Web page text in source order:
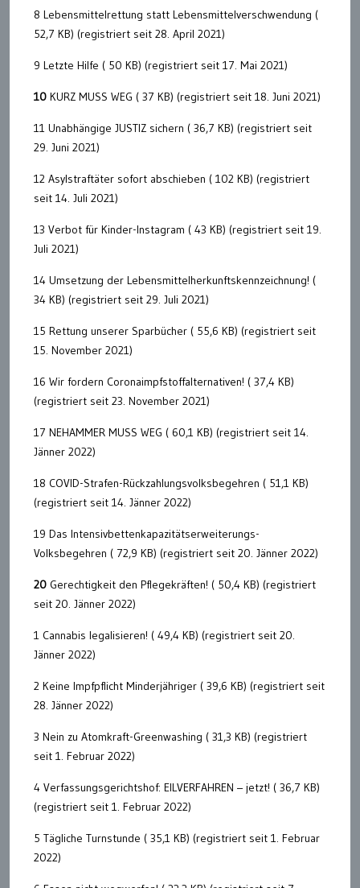
8 Lebensmittelrettung statt Lebensmittelverschwendung (
52,7 KB) (registriert seit 28. April 2021)
9 Letzte Hilfe ( 50 KB) (registriert seit 17. Mai 2021)
10 KURZ MUSS WEG ( 37 KB) (registriert seit 18. Juni 2021)
11 Unabhängige JUSTIZ sichern ( 36,7 KB) (registriert seit
29. Juni 2021)
12 Asylstraftäter sofort abschieben ( 102 KB) (registriert
seit 14. Juli 2021)
13 Verbot für Kinder-Instagram ( 43 KB) (registriert seit 19.
Juli 2021)
14 Umsetzung der Lebensmittelherkunftskennzeichnung! (
34 KB) (registriert seit 29. Juli 2021)
15 Rettung unserer Sparbücher ( 55,6 KB) (registriert seit
15. November 2021)
16 Wir fordern Coronaimpfstoffalternativen! ( 37,4 KB)
(registriert seit 23. November 2021)
17 NEHAMMER MUSS WEG ( 60,1 KB) (registriert seit 14.
Jänner 2022)
18 COVID-Strafen-Rückzahlungsvolksbegehren ( 51,1 KB)
(registriert seit 14. Jänner 2022)
19 Das Intensivbettenkapazitätserweiterungs-
Volksbegehren ( 72,9 KB) (registriert seit 20. Jänner 2022)
20 Gerechtigkeit den Pflegekräften! ( 50,4 KB) (registriert
seit 20. Jänner 2022)
1 Cannabis legalisieren! ( 49,4 KB) (registriert seit 20.
Jänner 2022)
2 Keine Impfpflicht Minderjähriger ( 39,6 KB) (registriert seit
28. Jänner 2022)
3 Nein zu Atomkraft-Greenwashing ( 31,3 KB) (registriert
seit 1. Februar 2022)
4 Verfassungsgerichtshof: EILVERFAHREN – jetzt! ( 36,7 KB)
(registriert seit 1. Februar 2022)
5 Tägliche Turnstunde ( 35,1 KB) (registriert seit 1. Februar
2022)